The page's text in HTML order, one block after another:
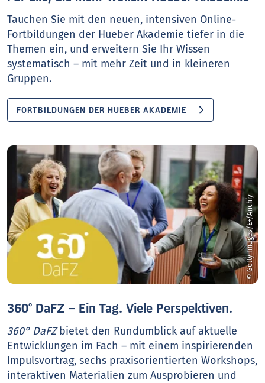
Tauchen Sie mit den neuen, intensiven Online-
Fortbildungen der Hueber Akademie tiefer in die
Themen ein, und erweitern Sie Ihr Wissen
systematisch – mit mehr Zeit und in kleineren
Gruppen.
FORTBILDUNGEN DER HUEBER AKADEMIE
© Getty Images/E+/Anchiy
360° DaFZ – Ein Tag. Viele Perspektiven.
360° DaFZbietet den Rundumblick auf aktuelle
Entwicklungen im Fach – mit einem inspirierenden
Impulsvortrag, sechs praxisorientierten Workshops,
interaktiven Materialien zum Ausprobieren und